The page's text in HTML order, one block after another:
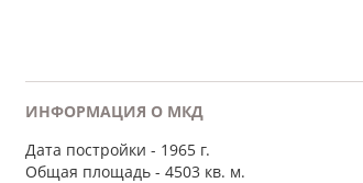
ИНФОРМАЦИЯ О МКД
Дата постройки - 1965 г.
Общая площадь- 4503 кв. м.